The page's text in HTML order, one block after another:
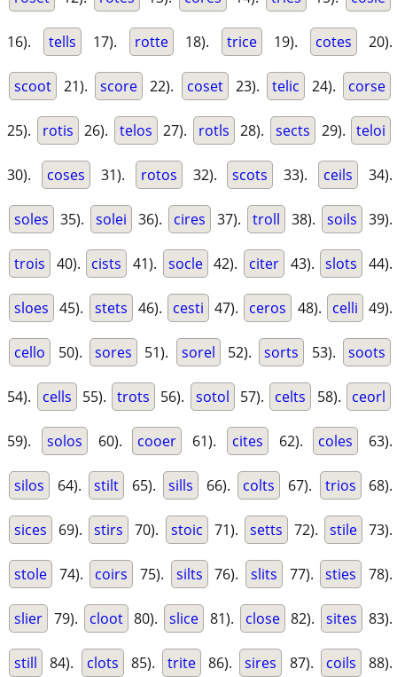
16). tells 17). rotte 18). trice 19). cotes 20).
scoot 21). score 22). coset 23). telic 24). corse
25). rotis 26). telos 27). rotls 28). sects 29). teloi
30). coses 31). rotos 32). scots 33). ceils 34).
soles 35). solei 36). cires 37). troll 38). soils 39).
trois 40). cists 41). socle 42). citer 43). slots 44).
sloes 45). stets 46). cesti 47). ceros 48). celli 49).
cello 50). sores 51). sorel 52). sorts 53). soots
54). cells 55). trots 56). sotol 57). celts 58). ceorl
59). solos 60). cooer 61). cites 62). coles 63).
silos 64). stilt 65). sills 66). colts 67). trios 68).
sices 69). stirs 70). stoic 71). setts 72). stile 73).
stole 74). coirs 75). silts 76). slits 77). sties 78).
slier 79). cloot 80). slice 81). close 82). sites 83).
still 84). clots 85). trite 86). sires 87). coils 88).